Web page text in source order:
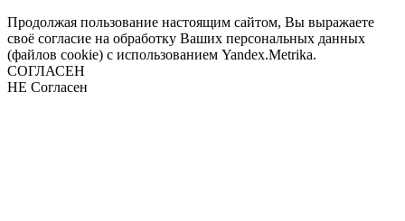
Продолжая пользование настоящим сайтом, Вы выражаете
своё согласие на обработку Ваших персональных данных
(файлов cookie) с использованием Yandex.Metrika.
СОГЛАСЕН
НЕ Согласен